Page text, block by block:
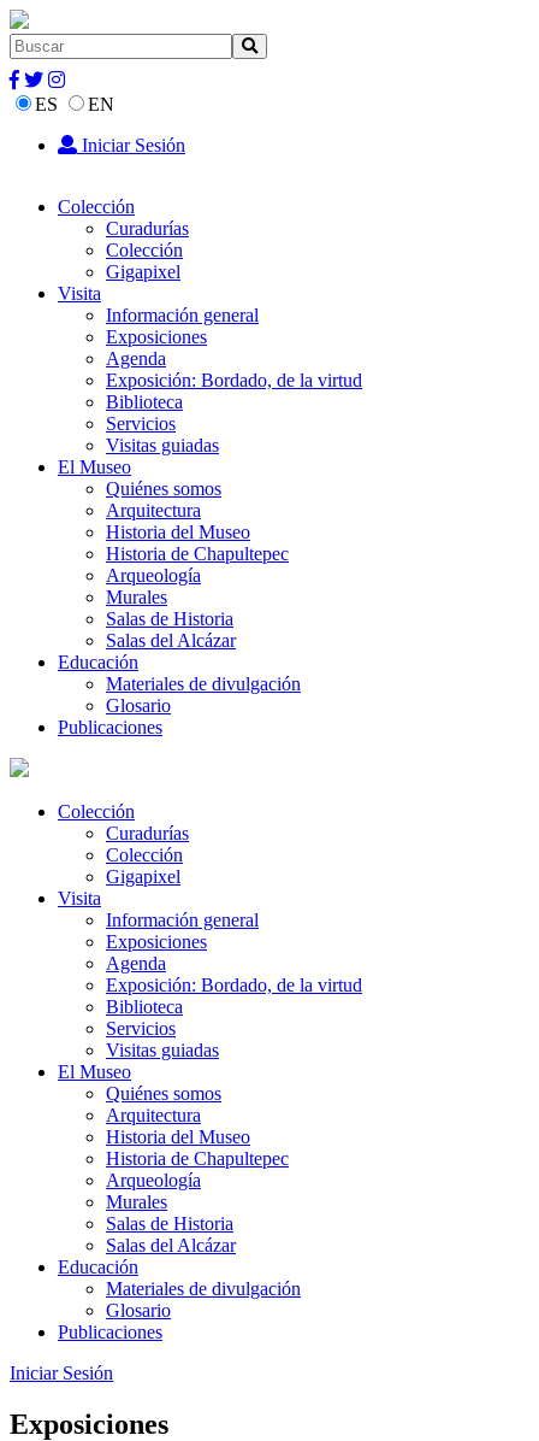
ES
EN
Iniciar Sesión
Colección
Curadurías
Colección
Gigapixel
Visita
Información general
Exposiciones
Agenda
Exposición: Bordado, de la virtud
Biblioteca
Servicios
Visitas guiadas
El Museo
Quiénes somos
Arquitectura
Historia del Museo
Historia de Chapultepec
Arqueología
Murales
Salas de Historia
Salas del Alcázar
Educación
Materiales de divulgación
Glosario
Publicaciones
Colección
Curadurías
Colección
Gigapixel
Visita
Información general
Exposiciones
Agenda
Exposición: Bordado, de la virtud
Biblioteca
Servicios
Visitas guiadas
El Museo
Quiénes somos
Arquitectura
Historia del Museo
Historia de Chapultepec
Arqueología
Murales
Salas de Historia
Salas del Alcázar
Educación
Materiales de divulgación
Glosario
Publicaciones
Iniciar Sesión
Exposiciones